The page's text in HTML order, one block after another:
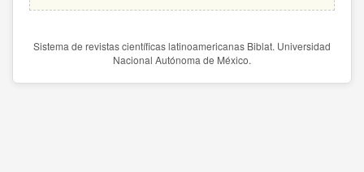
Sistema de revistas científicas latinoamericanas Biblat. Universidad
Nacional Autónoma de México.